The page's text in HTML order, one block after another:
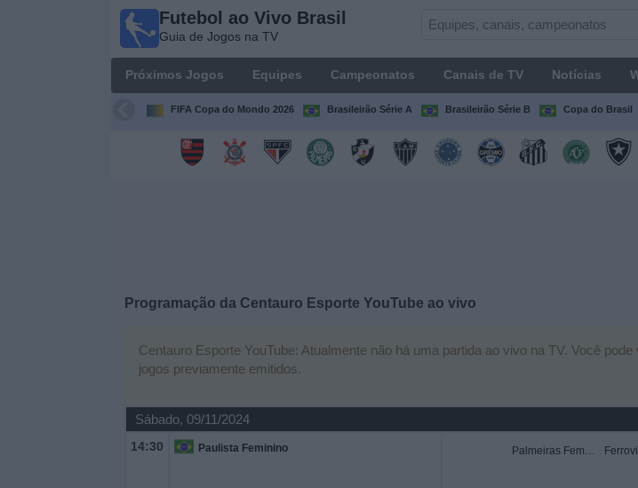
Futebol ao Vivo Brasil
Guia de Jogos na TV
Próximos Jogos Equipes Campeonatos Canais de TV Notícias
FIFA Copa do Mondo 2026 Brasileirão Série A Brasileirão Série B Copa do Brasil
Programação da Centauro Esporte YouTube ao vivo
Centauro Esporte YouTube: Atualmente não há uma partida ao vivo na TV. Você
jogos previamente emitidos.
Sábado, 09/11/2024
14:30 Paulista Feminino Palmeiras Femenino